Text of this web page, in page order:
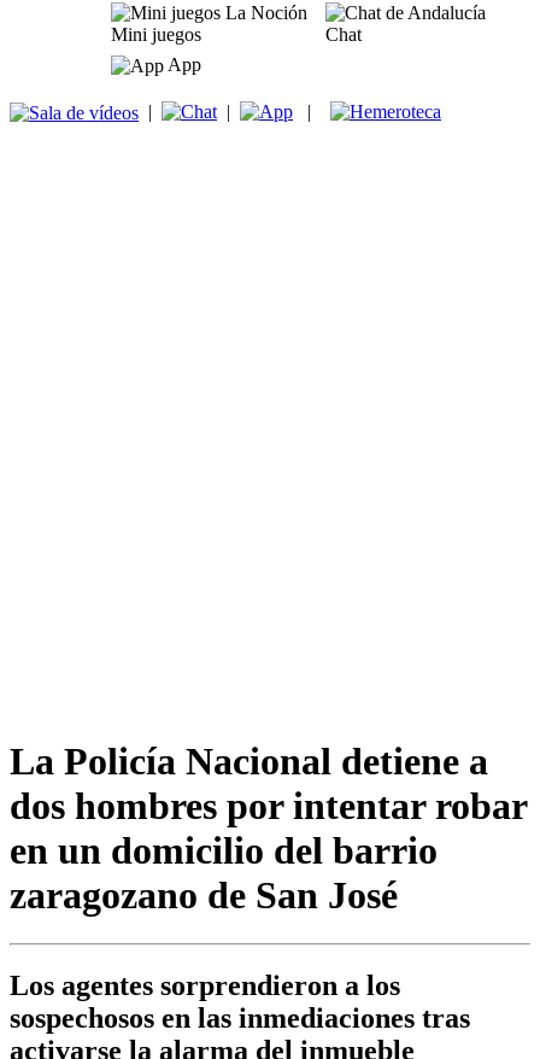
Mini juegos
Chat
App
| | |
La Policía Nacional detiene a
dos hombres por intentar robar
en un domicilio del barrio
zaragozano de San José
Los agentes sorprendieron a los
sospechosos en las inmediaciones tras
activarse la alarma del inmueble